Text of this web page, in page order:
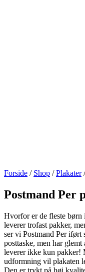
Forside / Shop /Plakater/
Postmand Per
Hvorfor er de fleste børn
leverer trofast pakker,
ser vi Postmand Per
posttaske, men har
leverer ikke kun pakker!
udformning vil plakaten
Den er trykt på høj